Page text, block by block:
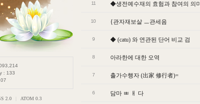
: 133
2.0 ATOM 0.3
11 ◆생전예수재의 효험과 참여의 의미
10 {관자재보살 ㅡ관세음
9 ◆ (catu) 와 연관된 단어 비교 검
8 아라한에 대한 오역
7 출가수행자 (出 家 修行者)=
6 담마 ㅃ ㅐ 다